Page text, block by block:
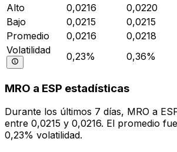
Alto
0,0216 0,0220
Bajo
0,0215 0,0215
Promedio
0,0216 0,0218
Volatilidad
0,23% 0,36%
MRO a ESP estadísticas
Durante los últimos 7 días, MRO a
entre 0,0215 y 0,0216. El promedio
0,23% volatilidad.